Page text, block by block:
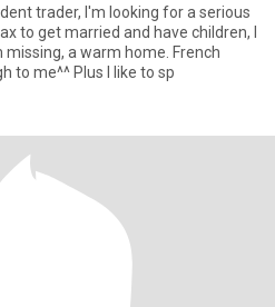
trader, I'm looking for a serious
to get married and have children, I
a warm home. French
to me^^ Plus I like to sp